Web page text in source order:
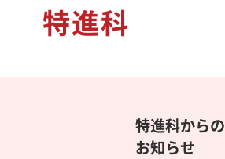
特進科
特進科からの
お知らせ